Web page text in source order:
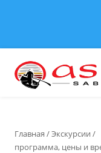
Главная /Экскурсии /
программа, цены и